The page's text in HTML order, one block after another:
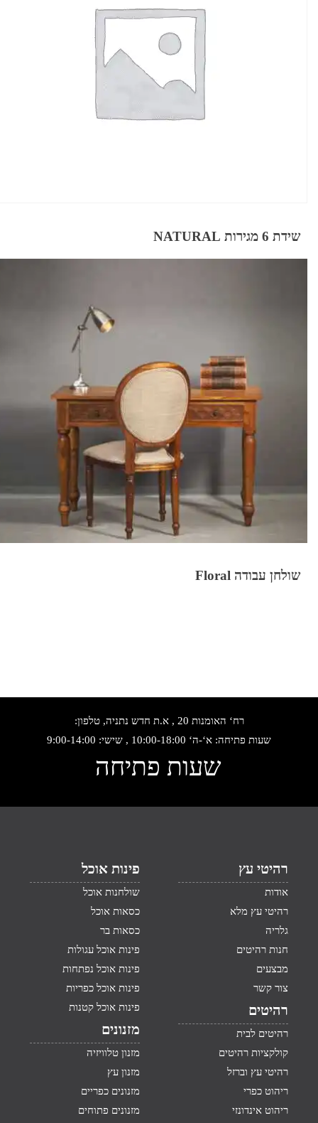
שידת 6 מגירות NATURAL
שולחן עבודה Floral
רח‘ האומנות 20 , א.ת חדש נתניה, טלפון:
שעות פתיחה: א‘-ה‘ 10:00-18:00 , שישי: 9:00-14:00
שעות פתיחה
רהיטי עץ
אודות
רהיטי עץ מלא
גלריה
חנות רהיטים
מבצעים
צור קשר
רהיטים
רהיטים לבית
קולקציות רהיטים
רהיטי עץ וברזל
ריהוט כפרי
ריהוט אינדונזי
פינות אוכל
שולחנות אוכל
כסאות אוכל
כסאות בר
פינות אוכל עגולות
פינות אוכל נפתחות
פינות אוכל כפריות
פינות אוכל קטנות
מזנונים
מזנון טלוויזיה
מזנון עץ
מזנונים כפריים
מזנונים פתוחים